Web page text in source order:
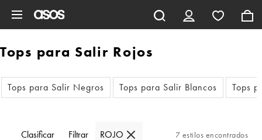
Tops para Salir Rojos
Tops para Salir Negros Tops para Salir Blancos Tops
Clasificar Filtrar ROJO 7 estilos encontrados